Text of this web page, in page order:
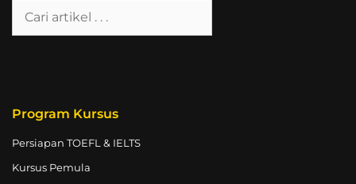
Program Kursus
Persiapan TOEFL & IELTS
Kursus Pemula